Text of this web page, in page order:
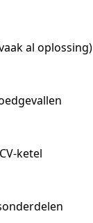
al oplossing)
ketel